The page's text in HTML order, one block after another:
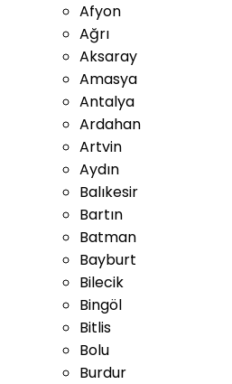
Afyon
Ağrı
Aksaray
Amasya
Antalya
Ardahan
Artvin
Aydın
Balıkesir
Bartın
Batman
Bayburt
Bilecik
Bingöl
Bitlis
Bolu
Burdur